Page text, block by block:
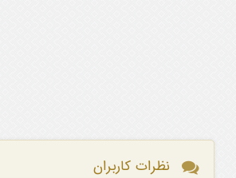
نظرات کاربران